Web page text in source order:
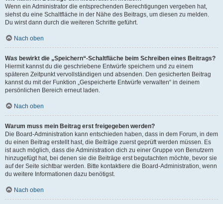
Wenn ein Administrator die entsprechenden Berechtigungen vergeben hat,
siehst du eine Schaltfläche in der Nähe des Beitrags, um diesen zu melden.
Du wirst dann durch die weiteren Schritte geführt.
Nach oben
Was bewirkt die „Speichern“-Schaltfläche beim Schreiben eines Beitrags?
Hiermit kannst du die geschriebene Entwürfe speichern und zu einem
späteren Zeitpunkt vervollständigen und absenden. Den gesicherten Beitrag
kannst du mit der Funktion „Gespeicherte Entwürfe verwalten“ in deinem
persönlichen Bereich erneut laden.
Nach oben
Warum muss mein Beitrag erst freigegeben werden?
Die Board-Administration kann entschieden haben, dass in dem Forum, in dem
du einen Beitrag erstellt hast, die Beiträge zuerst geprüft werden müssen. Es
ist auch möglich, dass die Administration dich zu einer Gruppe von Benutzern
hinzugefügt hat, bei denen sie die Beiträge erst begutachten möchte, bevor sie
auf der Seite sichtbar werden. Bitte kontaktiere die Board-Administration, wenn
du weitere Informationen dazu benötigst.
Nach oben